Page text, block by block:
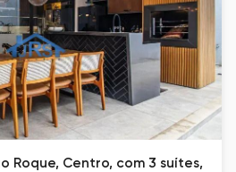
Roque, Centro, com 3 suítes,